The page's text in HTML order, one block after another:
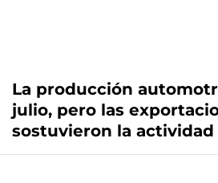
La producción
julio, pero las
sostuvieron la actividad